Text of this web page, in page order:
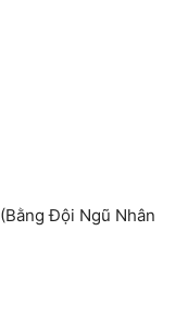
Đội Ngũ Nhân